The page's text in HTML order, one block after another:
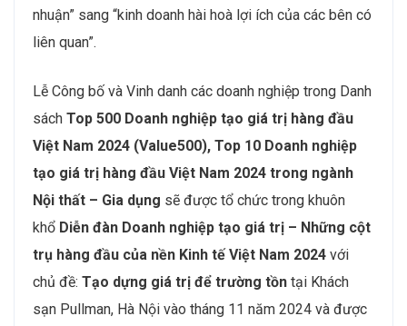
nhuận” sang “kinh doanh hài hoà lợi ích của các bên có
liên quan”.
Lễ Công bố và Vinh danh các doanh nghiệp trong Danh
sách Top 500 Doanh nghiệp tạo giá trị hàng đầu
Việt Nam 2024 (Value500), Top 10 Doanh nghiệp
tạo giá trị hàng đầu Việt Nam 2024 trong ngành
Nội thất – Gia dụng sẽ được tổ chức trong khuôn
khổ Diễn đàn Doanh nghiệp tạo giá trị – Những cột
trụ hàng đầu của nền Kinh tế Việt Nam 2024 với
chủ đề: Tạo dựng giá trị để trường tồn tại Khách
sạn Pullman, Hà Nội vào tháng 11 năm 2024 và được